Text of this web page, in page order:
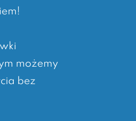
możemy
bez